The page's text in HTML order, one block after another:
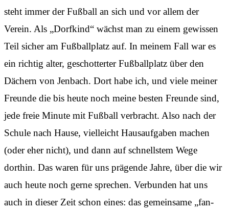
steht immer der Fußball an sich und vor allem der
Verein. Als „Dorfkind“ wächst man zu einem gewissen
Teil sicher am Fußballplatz auf. In meinem Fall war es
ein richtig alter, geschotterter Fußballplatz über den
Dächern von Jenbach. Dort habe ich, und viele meiner
Freunde die bis heute noch meine besten Freunde sind,
jede freie Minute mit Fußball verbracht. Also nach der
Schule nach Hause, vielleicht Hausaufgaben machen
(oder eher nicht), und dann auf schnellstem Wege
dorthin. Das waren für uns prägende Jahre, über die wir
auch heute noch gerne sprechen. Verbunden hat uns
auch in dieser Zeit schon eines: das gemeinsame „fan-